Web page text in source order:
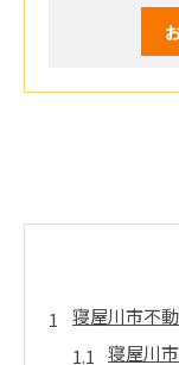
寝屋川市不
寝屋川